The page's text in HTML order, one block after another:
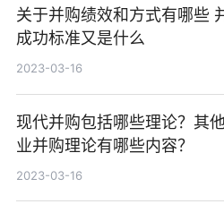
关于并购绩效和方式有哪些
成功标准又是什么
2023-03-16
现代并购包括哪些理论？其
业并购理论有哪些内容？
2023-03-16